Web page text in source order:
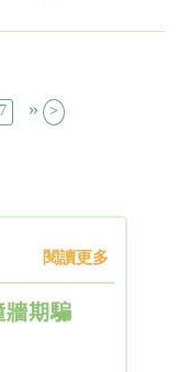
7 » >
閱讀更多
牆期騙